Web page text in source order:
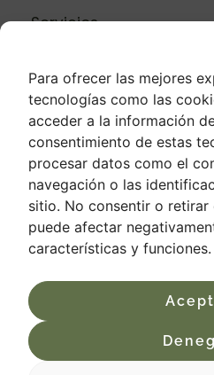
Para ofrecer las mejores
consentimiento de estas
procesar datos como el
navegación o las
sitio. No consentir o retirar
puede afectar
características y funciones.
Política de Política
Servicios
Contacto
Política de Privacidad
Aviso Legal
Política de
Política de Cookies